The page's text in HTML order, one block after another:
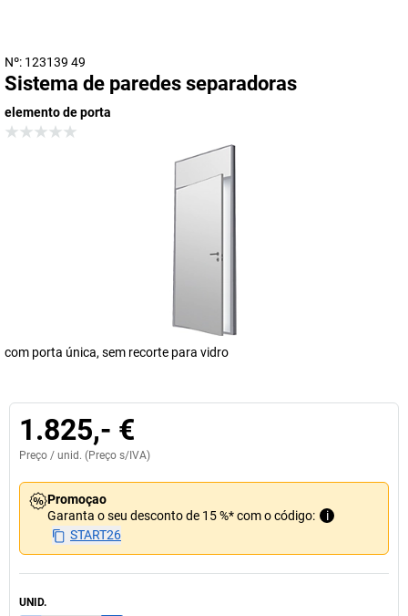
Nº: 123139 49
Sistema de paredes separadoras
elemento de porta
com porta única, sem recorte para vidro
1.825,- €
Preço / unid. (Preço s/IVA)
Promoçao
Garanta o seu desconto de 15 %* com o código:
i
START26
UNID.